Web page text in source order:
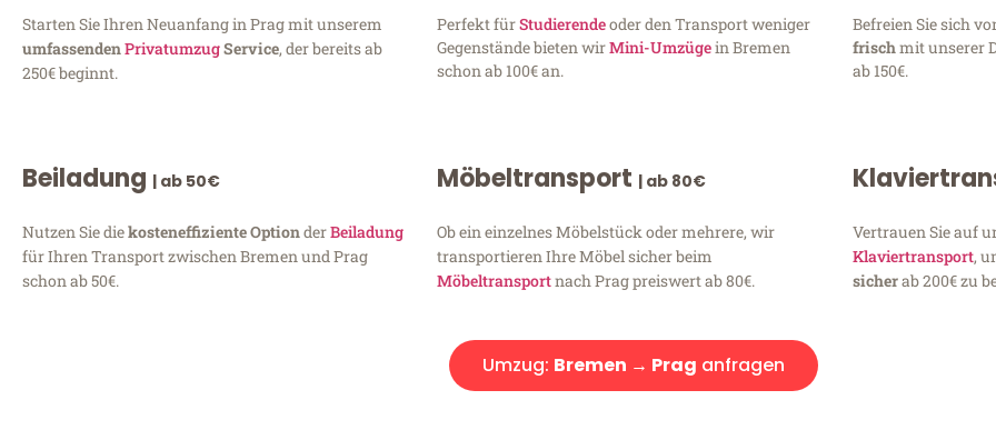
Starten Sie Ihren Neuanfang in Prag mit unserem
umfassendenPrivatumzugService, der bereits ab
250€ beginnt.
Perfekt fürStudierendeoder den Transport weniger
Gegenstände bieten wirMini-Umzügein Bremen
schon ab 100€ an.
Befreien Sie sich
frischmit unserer
ab 150€.
Beiladung | ab 50€
Nutzen Sie diekosteneffiziente OptionderBeiladung
für Ihren Transport zwischen Bremen und Prag
schon ab 50€.
Möbeltransport | ab 80€
Ob ein einzelnes Möbelstück oder mehrere, wir
transportieren Ihre Möbel sicher beim
Möbeltransportnach Prag preiswert ab 80€.
Vertrauen Sie auf
Klaviertransport,
sicherab 200€ zu
Umzug: Bremen → Prag anfragen